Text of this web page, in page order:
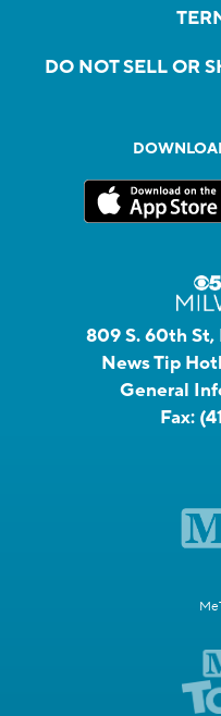
DO NOT SELL OR
809 S. 60th St,
News Tip
General
Fax: